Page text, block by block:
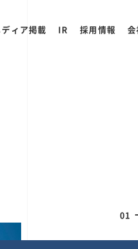
ィア掲載 IR 採用情報
0